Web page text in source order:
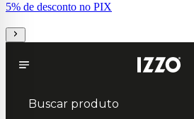
5% de desconto no PIX